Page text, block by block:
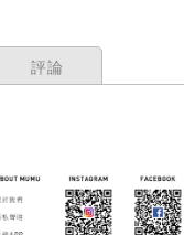
評論